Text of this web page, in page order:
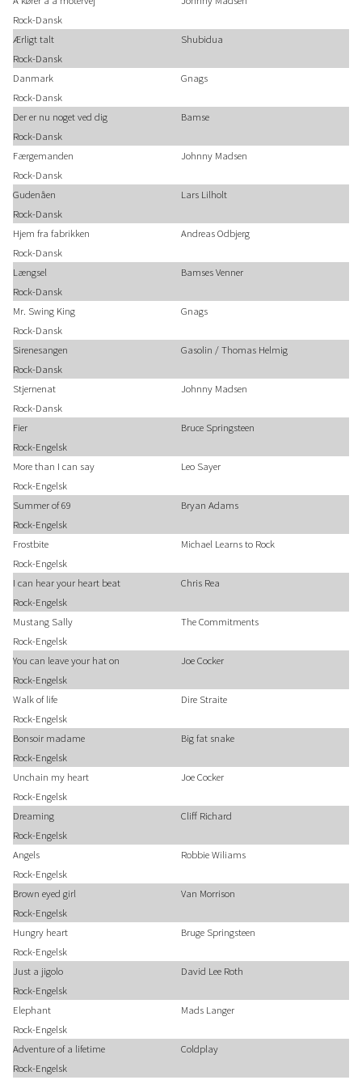
Rock-Dansk
Ærligt talt
Shubidua
Rock-Dansk
Danmark
Gnags
Rock-Dansk
Der er nu noget ved dig
Bamse
Rock-Dansk
Færgemanden
Johnny Madsen
Rock-Dansk
Gudenåen
Lars Lilholt
Rock-Dansk
Hjem fra fabrikken
Andreas Odbjerg
Rock-Dansk
Længsel
Bamses Venner
Rock-Dansk
Mr. Swing King
Gnags
Rock-Dansk
Sirenesangen
Gasolin / Thomas Helmig
Rock-Dansk
Stjernenat
Johnny Madsen
Rock-Dansk
Fier
Bruce Springsteen
Rock-Engelsk
More than I can say
Leo Sayer
Rock-Engelsk
Summer of 69
Bryan Adams
Rock-Engelsk
Frostbite
Michael Learns to Rock
Rock-Engelsk
I can hear your heart beat
Chris Rea
Rock-Engelsk
Mustang Sally
The Commitments
Rock-Engelsk
You can leave your hat on
Joe Cocker
Rock-Engelsk
Walk of life
Dire Straite
Rock-Engelsk
Bonsoir madame
Big fat snake
Rock-Engelsk
Unchain my heart
Joe Cocker
Rock-Engelsk
Dreaming
Cliff Richard
Rock-Engelsk
Angels
Robbie Wiliams
Rock-Engelsk
Brown eyed girl
Van Morrison
Rock-Engelsk
Hungry heart
Bruge Springsteen
Rock-Engelsk
Just a jigolo
David Lee Roth
Rock-Engelsk
Elephant
Mads Langer
Rock-Engelsk
Adventure of a lifetime
Coldplay
Rock-Engelsk